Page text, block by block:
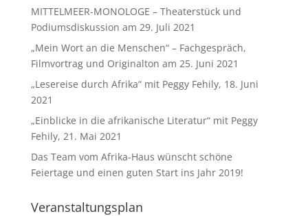
MITTELMEER-MONOLOGE – Theaterstück und
Podiumsdiskussion am 29. Juli 2021
„Mein Wort an die Menschen“ – Fachgespräch,
Filmvortrag und Originalton am 25. Juni 2021
„Lesereise durch Afrika“ mit Peggy Fehily, 18. Juni
2021
„Einblicke in die afrikanische Literatur“ mit Peggy
Fehily, 21. Mai 2021
Das Team vom Afrika-Haus wünscht schöne
Feiertage und einen guten Start ins Jahr 2019!
Veranstaltungsplan